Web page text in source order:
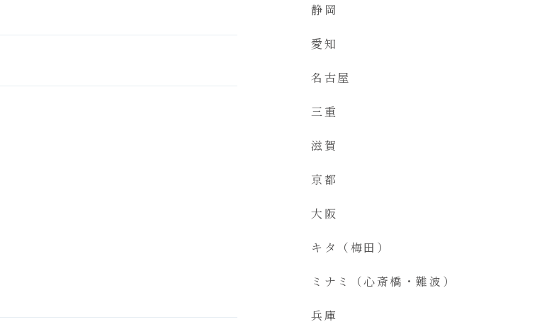
静岡
愛知
名古屋
三重
滋賀
京都
大阪
キタ（梅田）
ミナミ（心斎橋・難波）
兵庫